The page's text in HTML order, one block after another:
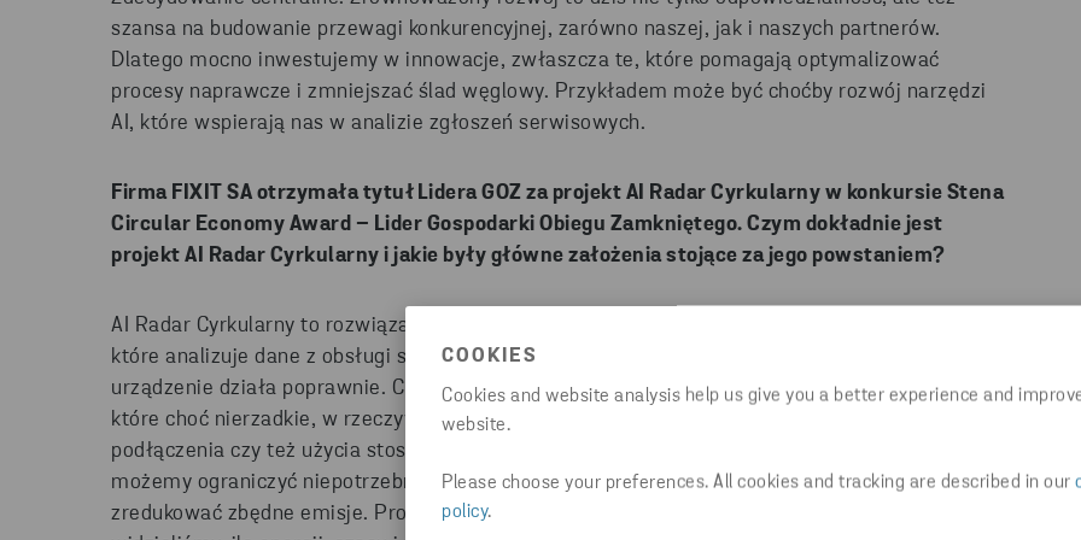
COOKIES
Cookies and website analysis help us give you a better experience and
website.
Please choose your preferences. All cookies and tracking are described in our
policy.
szansa na budowanie przewagi konkurencyjnej, zarówno naszej, jak i naszych partnerów.
Dlatego mocno inwestujemy w innowacje, zwłaszcza te, które pomagają optymalizować
procesy naprawcze i zmniejszać ślad węglowy. Przykładem może być choćby rozwój narzędzi
AI, które wspierają nas w analizie zgłoszeń serwisowych.
Firma FIXIT SA otrzymała tytuł Lidera GOZ za projekt AI Radar Cyrkularny w konkursie Stena
Circular Economy Award – Lider Gospodarki Obiegu Zamkniętego. Czym dokładnie jest
projekt AI Radar Cyrkularny i jakie były główne założenia stojące za jego powstaniem?
AI Radar Cyrkularny to rozwiązanie oparte na sztucznej inteligencji i uczeniu maszynowym,
które analizuje dane z obsługi serwisowej po to, by identyfikować przypadki, w których
urządzenie działa poprawnie. Chodzi o sytuacje typu NFF - „No Fault Found” - czyli zgłoszenia,
które choć nierzadkie, w rzeczywistości nie wymagają naprawy, a raczej odpowiedniego
podłączenia czy też użycia stosownego oprogramowania. Dzięki analizie takich przypadków
możemy ograniczyć niepotrzebne wysyłki do serwisu, poprawić doświadczenie użytkownika i
zredukować zbędne emisje. Projekt powstał z potrzeby ekonomicznej i ekologicznej –